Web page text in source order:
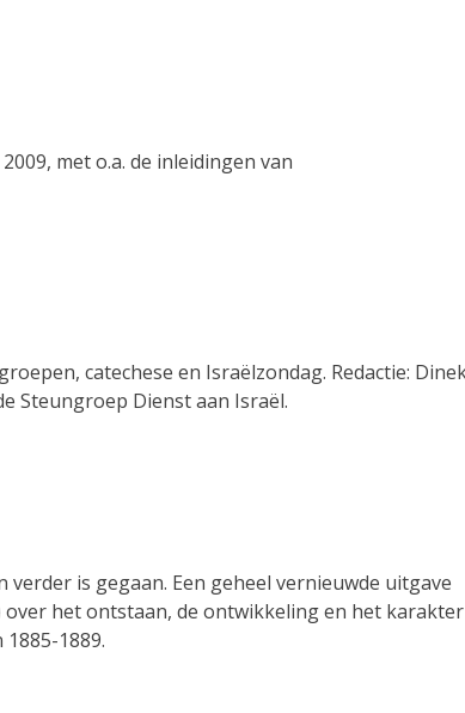
met o.a. de inleidingen van
catechese en Israëlzondag. Redactie:
Steungroep Dienst aan Israël.
is gegaan. Een geheel vernieuwde uitgave
over het ontstaan, de ontwikkeling en het karakter
1889.